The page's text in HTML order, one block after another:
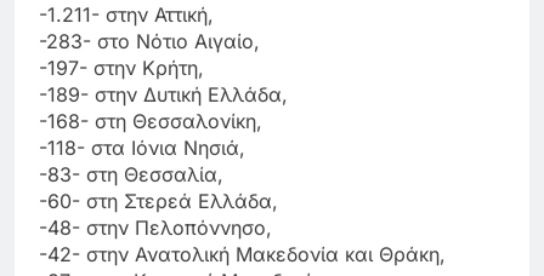
-1.211- στην Αττική,
-283- στο Νότιο Αιγαίο,
-197- στην Κρήτη,
-189- στην Δυτική Ελλάδα,
-168- στη Θεσσαλονίκη,
-118- στα Ιόνια Νησιά,
-83- στη Θεσσαλία,
-60- στη Στερεά Ελλάδα,
-48- στην Πελοπόννησο,
-42- στην Ανατολική Μακεδονία και Θράκη,